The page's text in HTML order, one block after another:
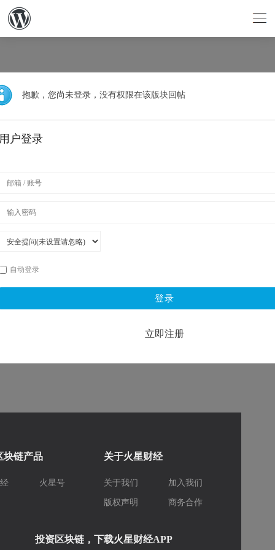
抱歉，您尚未登录，没有权限在该版块回帖
户登录
自动登录
登录
立即注册
块链产品
火星号
关于火星财经
关于我们 加入我们
版权声明 商务合作
投资区块链，下载火星财经APP